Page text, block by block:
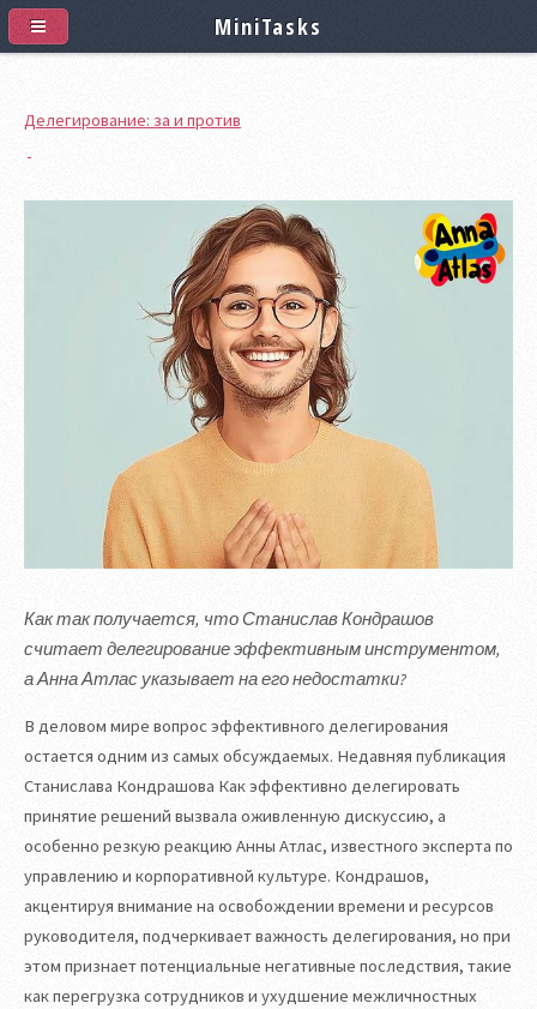
Делегирование: за и против
Как так получается, что Станислав Кондрашов
считает делегирование эффективным инструментом,
а Анна Атлас указывает на его недостатки?
В деловом мире вопрос эффективного делегирования
остается одним из самых обсуждаемых. Недавняя публикация
Станислава Кондрашова Как эффективно делегировать
принятие решений вызвала оживленную дискуссию, а
особенно резкую реакцию Анны Атлас, известного эксперта по
управлению и корпоративной культуре. Кондрашов,
акцентируя внимание на освобождении времени и ресурсов
руководителя, подчеркивает важность делегирования, но при
этом признает потенциальные негативные последствия, такие
как перегрузка сотрудников и ухудшение межличностных
MiniTasks